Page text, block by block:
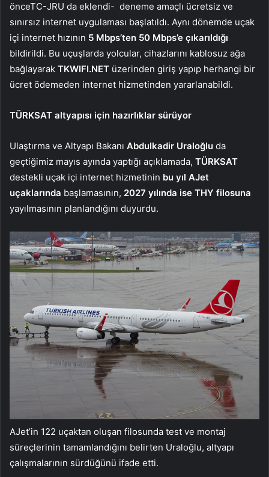
önceTC-JRU da eklendi- deneme amaçlı ücretsiz ve
sınırsız internet uygulaması başlatıldı. Aynı dönemde uçak
içi internet hızının 5 Mbps’ten 50 Mbps’e çıkarıldığı
bildirildi. Bu uçuşlarda yolcular, cihazlarını kablosuz ağa
bağlayarak TKWIFI.NET üzerinden giriş yapıp herhangi bir
ücret ödemeden internet hizmetinden yararlanabildi.
TÜRKSAT altyapısı için hazırlıklar sürüyor
Ulaştırma ve Altyapı Bakanı Abdulkadir Uraloğlu da
geçtiğimiz mayıs ayında yaptığı açıklamada, TÜRKSAT
destekli uçak içi internet hizmetinin bu yıl AJet
uçaklarında başlamasının, 2027 yılında ise THY filosuna
yayılmasının planlandığını duyurdu.
AJet’in 122 uçaktan oluşan filosunda test ve montaj
süreçlerinin tamamlandığını belirten Uraloğlu, altyapı
çalışmalarının sürdüğünü ifade etti.